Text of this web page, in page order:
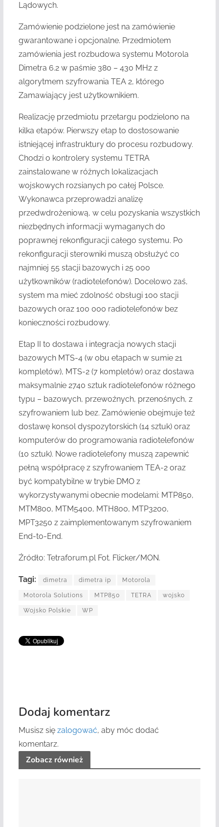
Lądowych.
Zamówienie podzielone jest na zamówienie
gwarantowane i opcjonalne. Przedmiotem
zamówienia jest rozbudowa systemu Motorola
Dimetra 6.2 w paśmie 380 – 430 MHz z
algorytmem szyfrowania TEA 2, którego
Zamawiający jest użytkownikiem.
Realizację przedmiotu przetargu podzielono na
kilka etapów. Pierwszy etap to dostosowanie
istniejącej infrastruktury do procesu rozbudowy.
Chodzi o kontrolery systemu TETRA
zainstalowane w różnych lokalizacjach
wojskowych rozsianych po całej Polsce.
Wykonawca przeprowadzi analizę
przedwdrożeniową, w celu pozyskania wszystkich
niezbędnych informacji wymaganych do
poprawnej rekonfiguracji całego systemu. Po
rekonfiguracji sterowniki muszą obsłużyć co
najmniej 55 stacji bazowych i 25 000
użytkowników (radiotelefonów). Docelowo zaś,
system ma mieć zdolność obsługi 100 stacji
bazowych oraz 100 000 radiotelefonów bez
konieczności rozbudowy.
Etap II to dostawa i integracja nowych stacji
bazowych MTS-4 (w obu etapach w sumie 21
kompletów), MTS-2 (7 kompletów) oraz dostawa
maksymalnie 2740 sztuk radiotelefonów różnego
typu – bazowych, przewoźnych, przenośnych, z
szyfrowaniem lub bez. Zamówienie obejmuje też
dostawę konsol dyspozytorskich (14 sztuk) oraz
komputerów do programowania radiotelefonów
(10 sztuk). Nowe radiotelefony muszą zapewnić
pełną współpracę z szyfrowaniem TEA-2 oraz
być kompatybilne w trybie DMO z
wykorzystywanymi obecnie modelami: MTP850,
MTM800, MTM5400, MTH800, MTP3200,
MPT3250 z zaimplementowanym szyfrowaniem
End-to-End.
Źródło: Tetraforum.pl Fot. Flicker/MON.
Tagi: dimetra dimetra ip Motorola
Motorola Solutions MTP850 TETRA wojsko
Wojsko Polskie WP
Dodaj komentarz
Musisz się zalogować, aby móc dodać
komentarz.
Zobacz również